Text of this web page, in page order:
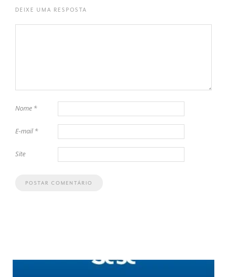
DEIXE UMA RESPOSTA
Nome *
E-mail*
Site